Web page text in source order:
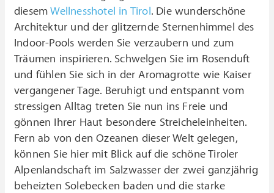
diesemWellnesshotel in Tirol . Die wunderschöne
Architektur und der glitzernde Sternenhimmel des
Indoor-Pools werden Sie verzaubern und zum
Träumen inspirieren. Schwelgen Sie im Rosenduft
und fühlen Sie sich in der Aromagrotte wie Kaiser
vergangener Tage. Beruhigt und entspannt vom
stressigen Alltag treten Sie nun ins Freie und
gönnen Ihrer Haut besondere Streicheleinheiten.
Fern ab von den Ozeanen dieser Welt gelegen,
können Sie hier mit Blick auf die schöne Tiroler
Alpenlandschaft im Salzwasser der zwei ganzjährig
beheizten Solebecken baden und die starke